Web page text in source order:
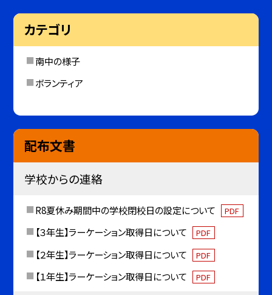
カテゴリ
南中の様子
ボランティア
配布文書
学校からの連絡
R8夏休み期間中の学校閉校日の設定について PDF
【３年生】ラーケーション取得日について PDF
【２年生】ラーケーション取得日について PDF
【１年生】ラーケーション取得日について PDF